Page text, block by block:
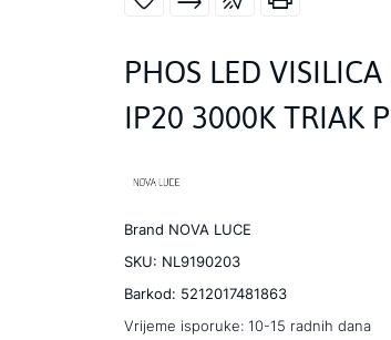
PHOS LED
IP20 3000K TRIAK
Brand NOVA LUCE
SKU: NL9190203
Barkod: 5212017481863
Vrijeme isporuke: 10-15 radnih dana